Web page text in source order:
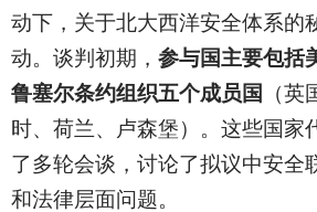
动下，关于北大西洋安全体系的
动。谈判初期， 参与国主要包括
鲁塞尔条约组织五个成员国
（英
时、荷兰、卢森堡）。这些国家
了多轮会谈，讨论了拟议中安全
和法律层面问题。